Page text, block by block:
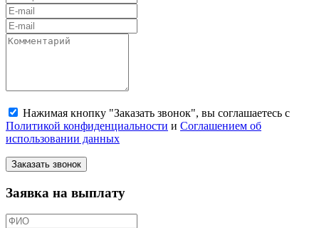
Нажимая кнопку "Заказать звонок", вы соглашаетесь с
Политикой конфиденциальности и Соглашением об
использовании данных
Заказать звонок
Заявка на выплату